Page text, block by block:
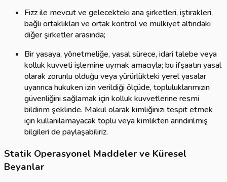
Fizz ile mevcut ve gelecekteki ana şirketleri, iştirakleri,
bağlı ortaklıkları ve ortak kontrol ve mülkiyet altındaki
diğer şirketler arasında;
Bir yasaya, yönetmeliğe, yasal sürece, idari talebe veya
kolluk kuvveti işlemine uymak amacıyla; bu ifşaatın yasal
olarak zorunlu olduğu veya yürürlükteki yerel yasalar
uyarınca hukuken izin verildiği ölçüde, topluluklarımızın
güvenliğini sağlamak için kolluk kuvvetlerine resmi
bildirim şeklinde. Makul olarak kimliğinizi tespit etmek
için kullanılamayacak toplu veya kimlikten arındırılmış
bilgileri de paylaşabiliriz.
Statik Operasyonel Maddeler ve Küresel
Beyanlar